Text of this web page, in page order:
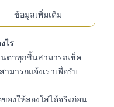
ข้อมูลเพิ่มเติม
ไร
นตาทุกชิ้นสามารถเช็ค
มารถแจ้งเราเพื่อรับ
องให้ลองใส่ได้จริงก่อน